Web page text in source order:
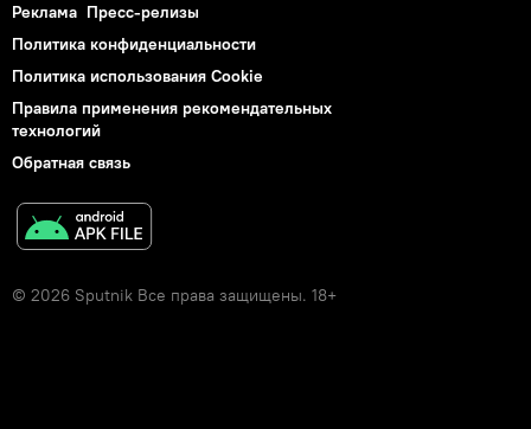
Реклама Пресс-релизы
Политика конфиденциальности
Политика использования Cookie
Правила применения рекомендательных
технологий
Обратная связь
© 2026 Sputnik Все права защищены. 18+